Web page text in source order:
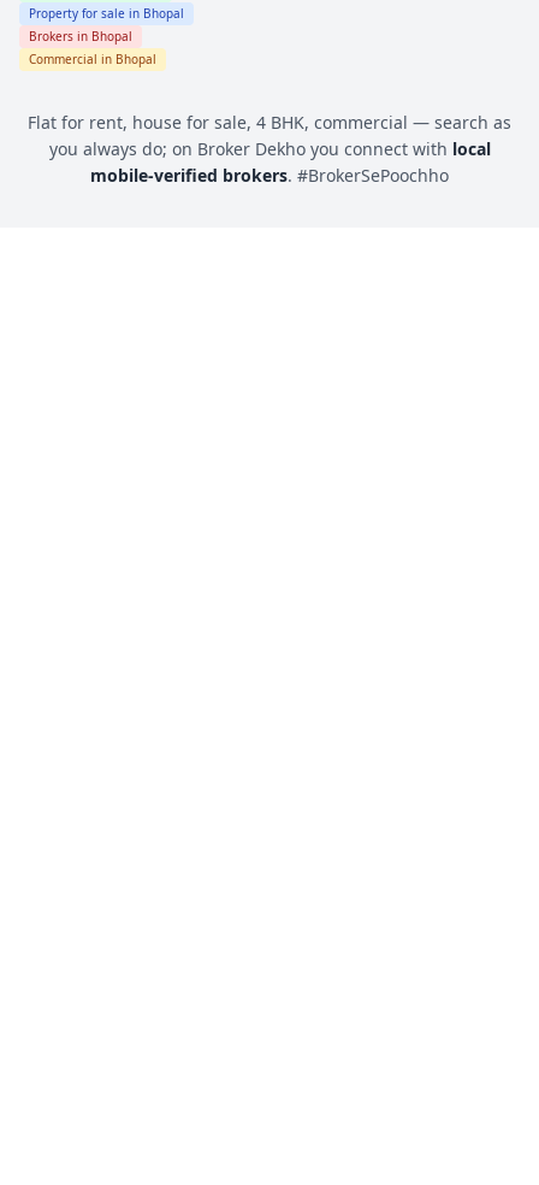
Property for sale in Bhopal
Brokers in Bhopal
Commercial in Bhopal
Flat for rent, house for sale, 4 BHK, commercial — search as
you always do; on Broker Dekho you connect with local
mobile-verified brokers. #BrokerSePoochho